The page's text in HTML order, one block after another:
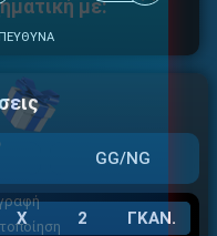
GG/NG
X 2 ΓΚΑΝ.
με: